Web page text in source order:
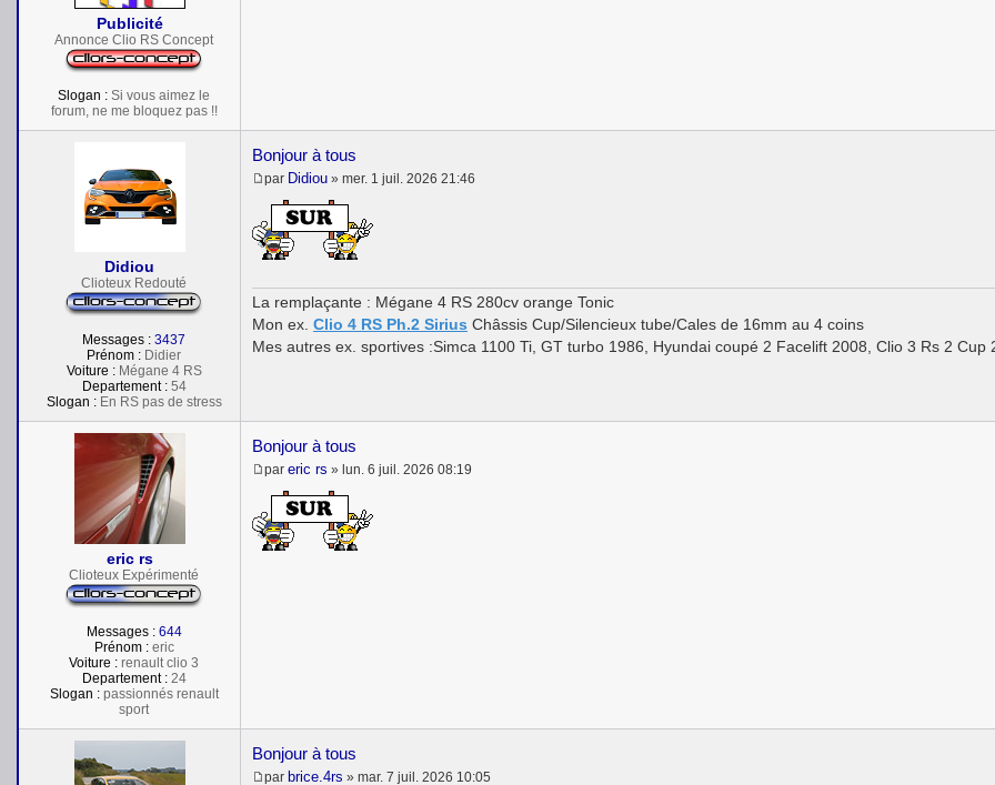
Publicité
Annonce Clio RS Concept
Slogan : Si vous aimez le
forum, ne me bloquez pas !!
Didiou
Clioteux Redouté
Messages : 3437
Prénom : Didier
Voiture :Mégane 4 RS
Departement :54
Slogan :En RS pas de stress
Bonjour à tous
M
e
s
s
a
e
par Didiou » mer. 1 juil. 2026 21:46
La remplaçante : Mégane 4 RS 280cv orange Tonic
Mon ex. Clio 4 RS Ph.2 Sirius Châssis Cup/Silencieux tube/Cales de 16mm au 4 coins
Mes autres ex. sportives :Simca 1100 Ti, GT turbo 1986, Hyundai coupé 2 Facelift 2008, Clio 3 Rs 2 Cup
eric rs
Clioteux Expérimenté
Messages : 644
Prénom :eric
Voiture : renault clio 3
Departement :24
Slogan :passionnés renault
sport
Bonjour à tous
M
e
s
s
a
par eric rs » lun. 6 juil. 2026 08:19
Bonjour à tous
par brice.4rs » mar. 7 juil. 2026 10:05